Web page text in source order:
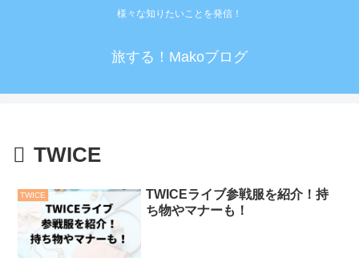
様々な知りたいことを発信！
旅する！Makoブログ
TWICE
TWICE
TWICEライブ参戦服を紹介！持
ち物やマナーも！